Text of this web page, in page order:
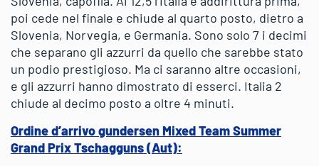
poi cede nel finale e chiude al quarto posto, dietro a
Slovenia, Norvegia, e Germania. Sono solo 7 i decimi
che separano gli azzurri da quello che sarebbe stato
un podio prestigioso. Ma ci saranno altre occasioni,
e gli azzurri hanno dimostrato di esserci. Italia 2
chiude al decimo posto a oltre 4 minuti.
Ordine d’arrivo gundersen Mixed Team Summer
Grand Prix Tschagguns (Aut):